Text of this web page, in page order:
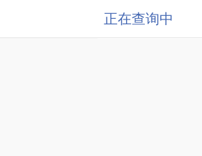
正在查询中